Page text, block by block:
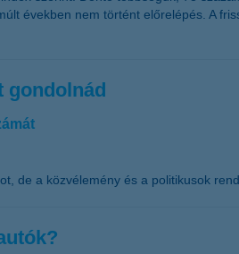
években nem történt előrelépés. A
gondolnád
de a közvélemény és a politikusok